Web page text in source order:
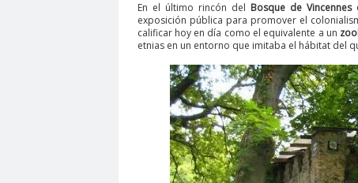
En el último rincón del Bosque de Vincennes
exposición pública para promover el
calificar hoy en día como el equivalente a un
etnias en un entorno que imitaba el hábitat del